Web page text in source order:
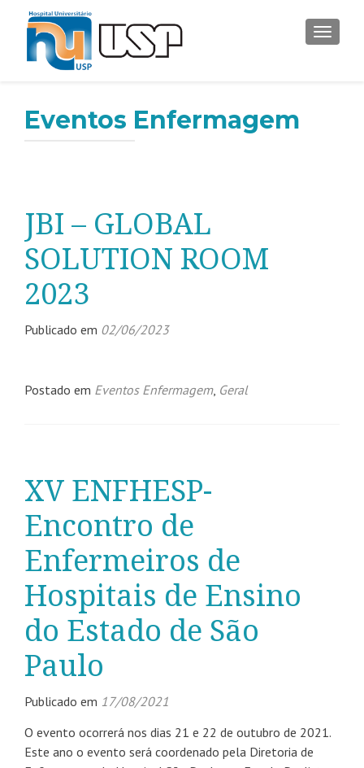
Eventos Enfermagem
JBI – GLOBAL
SOLUTION ROOM
2023
Publicado em 02/06/2023
Postado em Eventos Enfermagem, Geral
XV ENFHESP-
Encontro de
Enfermeiros de
Hospitais de Ensino
do Estado de São
Paulo
Publicado em 17/08/2021
O evento ocorrerá nos dias 21 e 22 de outubro de 2021.
Este ano o evento será coordenado pela Diretoria de